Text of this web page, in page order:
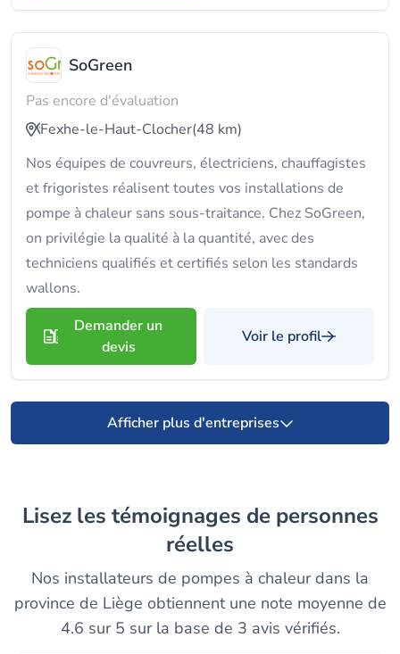
SoGreen
Pas encore d'évaluation
Fexhe-le-Haut-Clocher(48 km)
Nos équipes de couvreurs, électriciens, chauffagistes
et frigoristes réalisent toutes vos installations de
pompe à chaleur sans sous-traitance. Chez SoGreen,
on privilégie la qualité à la quantité, avec des
techniciens qualifiés et certifiés selon les standards
wallons.
Demander un
devis
Voir le profil
Afficher plus d'entreprises
Lisez les témoignages de personnes
réelles
Nos installateurs de pompes à chaleur dans la
province de Liège obtiennent une note moyenne de
4.6 sur 5 sur la base de 3 avis vérifiés.